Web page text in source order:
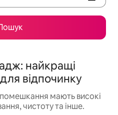
найкращі
відпочинку
мають високі
чистоту та інше.